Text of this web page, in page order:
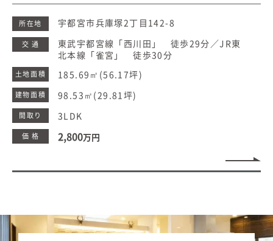
所在地 宇都宮市兵庫塚2丁目142-8
交 通
東武宇都宮線「西川田」 徒歩29分／JR東
北本線「雀宮」 徒歩30分
土地面積 185.69㎡ (56.17坪)
建物面積 98.53㎡ (29.81坪)
間取り 3LDK
価 格 2,800万円